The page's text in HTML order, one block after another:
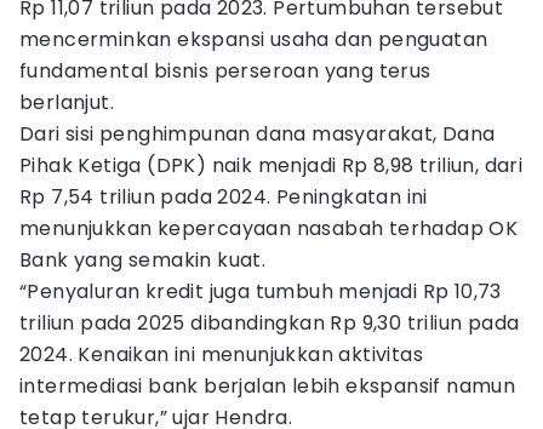
Rp 11,07 triliun pada 2023. Pertumbuhan tersebut
mencerminkan ekspansi usaha dan penguatan
fundamental bisnis perseroan yang terus
berlanjut.
Dari sisi penghimpunan dana masyarakat, Dana
Pihak Ketiga (DPK) naik menjadi Rp 8,98 triliun, dari
Rp 7,54 triliun pada 2024. Peningkatan ini
menunjukkan kepercayaan nasabah terhadap OK
Bank yang semakin kuat.
“Penyaluran kredit juga tumbuh menjadi Rp 10,73
triliun pada 2025 dibandingkan Rp 9,30 triliun pada
2024. Kenaikan ini menunjukkan aktivitas
intermediasi bank berjalan lebih ekspansif namun
tetap terukur,” ujar Hendra.